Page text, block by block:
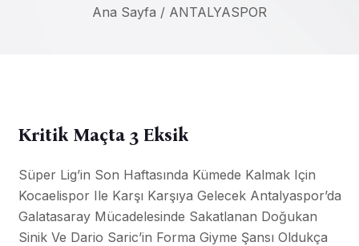
Ana Sayfa / ANTALYASPOR
Kritik Maçta 3 Eksik
Süper Lig’in Son Haftasında Kümede Kalmak Için
Kocaelispor Ile Karşı Karşıya Gelecek Antalyaspor’da
Galatasaray Mücadelesinde Sakatlanan Doğukan
Sinik Ve Dario Saric’in Forma Giyme Şansı Oldukça